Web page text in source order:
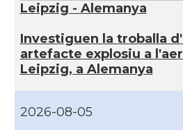
Leipzig - Alemanya
Investiguen la troballa
artefacte explosiu a
Leipzig, a Alemanya
2026-08-05